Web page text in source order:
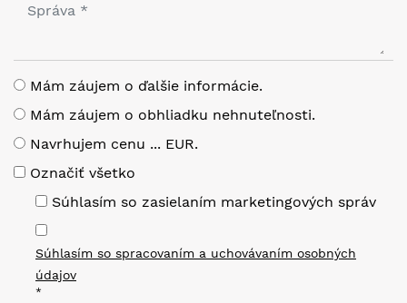
Mám záujem o ďalšie informácie.
Mám záujem o obhliadku nehnuteľnosti.
Navrhujem cenu ... EUR.
Označiť všetko
Súhlasím so zasielaním marketingových správ
Súhlasím so spracovaním a uchovávaním osobných
údajov
*